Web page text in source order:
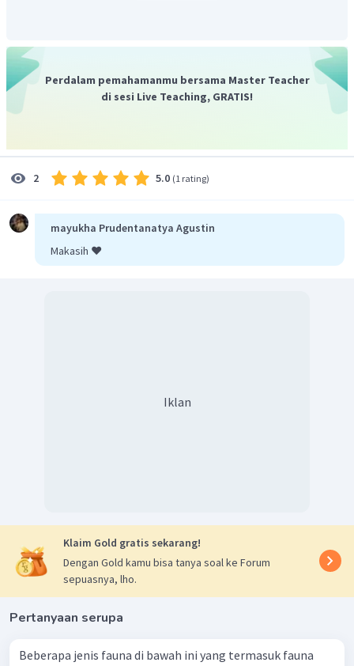
Perdalam pemahamanmu bersama Master Teacher
di sesi Live Teaching, GRATIS!
2 5.0 (1 rating)
mayukha Prudentanatya Agustin
Makasih ❤️
Iklan
Klaim Gold gratis sekarang!
Dengan Gold kamu bisa tanya soal ke Forum
sepuasnya, lho.
Pertanyaan serupa
Beberapa jenis fauna di bawah ini yang termasuk fauna